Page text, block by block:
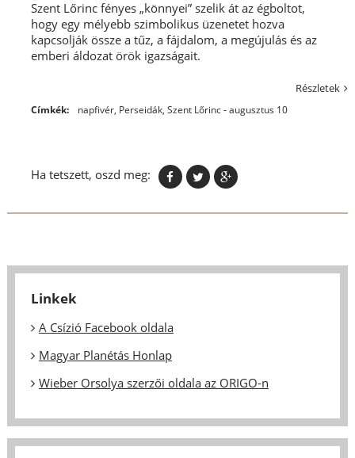
Szent Lőrinc fényes „könnyei” szelik át az égboltot,
hogy egy mélyebb szimbolikus üzenetet hozva
kapcsolják össze a tűz, a fájdalom, a megújulás és az
emberi áldozat örök igazságait.
Részletek
Címkék: napfivér, Perseidák, Szent Lőrinc - augusztus 10
Ha tetszett, oszd meg:
Linkek
A Csízió Facebook oldala
Magyar Planétás Honlap
Wieber Orsolya szerzői oldala az ORIGO-n